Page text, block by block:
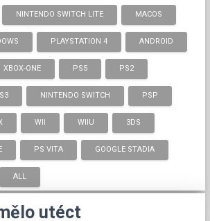
NINTENDO SWITCH LITE MACOS
PLAYSTATION 4 ANDROID
XBOX-ONE PS5 PS2
NINTENDO SWITCH PSP
WII WIIU 3DS
PS VITA GOOGLE STADIA
ALL
utéct